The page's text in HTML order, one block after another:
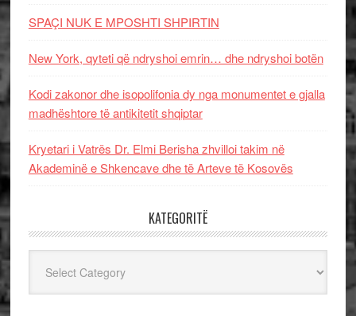
SPAÇI NUK E MPOSHTI SHPIRTIN
New York, qyteti që ndryshoi emrin… dhe ndryshoi botën
Kodi zakonor dhe isopolifonia dy nga monumentet e gjalla
madhështore të antikitetit shqiptar
Kryetari i Vatrës Dr. Elmi Berisha zhvilloi takim në
Akademinë e Shkencave dhe të Arteve të Kosovës
KATEGORITË